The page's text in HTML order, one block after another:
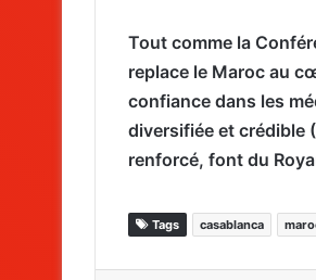
Tout comme la
replace le Maroc au
confiance dans les
diversifiée et crédible
renforcé, font du
Tags casablanca